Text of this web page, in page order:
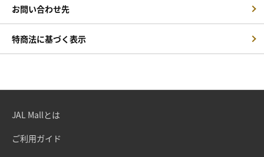
お問い合わせ先
特商法に基づく表示
JAL Mallとは
ご利用ガイド